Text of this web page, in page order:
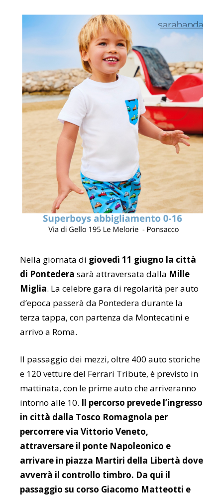
Nella giornata di giovedì 11 giugno la città
di Pontedera sarà attraversata dalla Mille
Miglia. La celebre gara di regolarità per auto
d’epoca passerà da Pontedera durante la
terza tappa, con partenza da Montecatini e
arrivo a Roma.
Il passaggio dei mezzi, oltre 400 auto storiche
e 120 vetture del Ferrari Tribute, è previsto in
mattinata, con le prime auto che arriveranno
intorno alle 10. Il percorso prevede l’ingresso
in città dalla Tosco Romagnola per
percorrere via Vittorio Veneto,
attraversare il ponte Napoleonico e
arrivare in piazza Martiri della Libertà dove
avverrà il controllo timbro. Da qui il
passaggio su corso Giacomo Matteotti e